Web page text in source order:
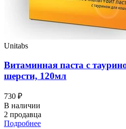
Unitabs
Витаминная паста с
шерсти, 120мл
730 ₽
В наличии
2 продавца
Подробнее